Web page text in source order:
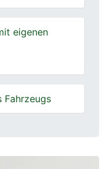
eigenen
Fahrzeugs